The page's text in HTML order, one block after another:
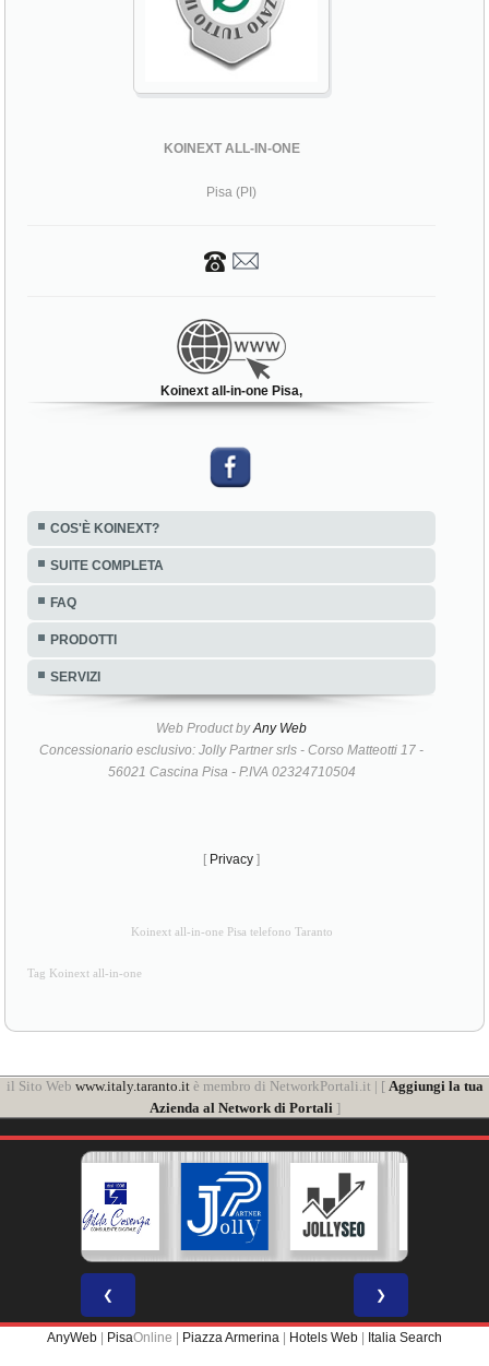
KOINEXT ALL-IN-ONE
Pisa (PI)
Koinext all-in-one Pisa,
COS'È KOINEXT?
SUITE COMPLETA
FAQ
PRODOTTI
SERVIZI
Web Product byAny Web
Concessionario esclusivo: Jolly Partner srls - Corso Matteotti 17 -
56021 Cascina Pisa - P.IVA 02324710504
[ Privacy ]
Koinext all-in-one Pisa telefono Taranto
Tag Koinext all-in-one
il Sito Web www.italy.taranto.itè membro di NetworkPortali.it | [ Aggiungi la tua
Azienda al Network di Portali ]
❮ ❯
AnyWeb | PisaOnline | Piazza Armerina | Hotels Web | Italia Search